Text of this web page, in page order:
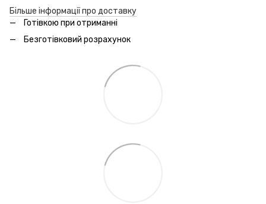
Більше інформації про доставку
Готівкою при отриманні
Безготівковий розрахунок